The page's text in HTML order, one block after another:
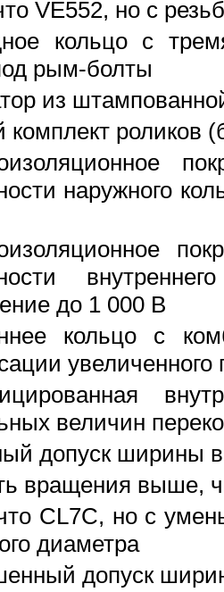
VE552, но с
кольцо с
рым-болты
из
роликов
наружного
до 1 000 В
кольцо с
увеличенного
величин
допуск ширины
вращения выше,
CL7C, но с
диаметра
допуск